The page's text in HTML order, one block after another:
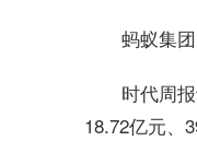
蚂蚁集
时代周
18.72亿元、